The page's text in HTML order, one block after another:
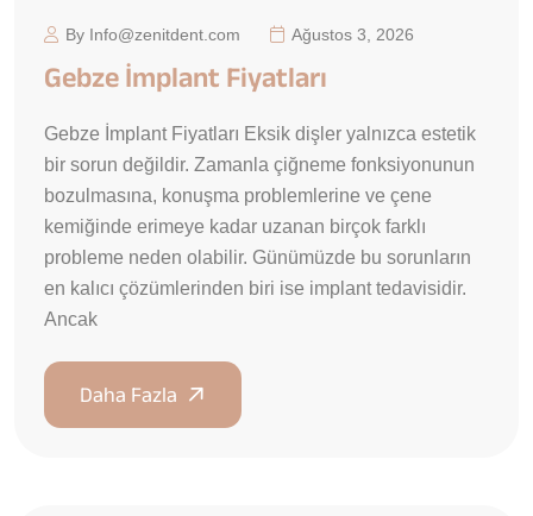
By Info@zenitdent.com Ağustos 3, 2026
Gebze İmplant Fiyatları
Gebze İmplant Fiyatları Eksik dişler yalnızca estetik
bir sorun değildir. Zamanla çiğneme fonksiyonunun
bozulmasına, konuşma problemlerine ve çene
kemiğinde erimeye kadar uzanan birçok farklı
probleme neden olabilir. Günümüzde bu sorunların
en kalıcı çözümlerinden biri ise implant tedavisidir.
Ancak